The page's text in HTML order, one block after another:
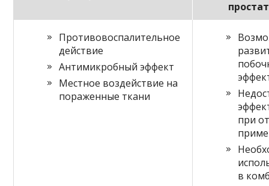
Противовоспалительное
действие
Антимикробный эффект
Местное воздействие на
пораженные ткани
при
в